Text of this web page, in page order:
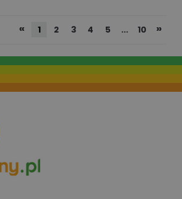
« 1 2 3 4 5 ... 10 »